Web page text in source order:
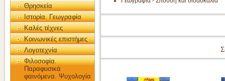
Θρησκεία
Ιστορία. Γεωγραφία
Καλές τέχνες
Κοινωνικές επιστήμες
Λογοτεχνία
Φιλοσοφία.
Παραφυσικά
φαινόμενα. Ψυχολογία